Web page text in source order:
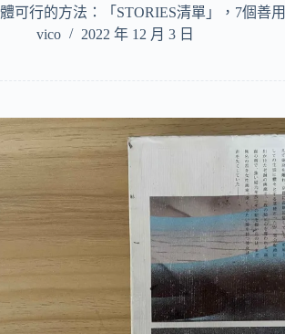
體可行的方法：「STORIES清單」，7個善
vico
2022 年 12 月 3 日